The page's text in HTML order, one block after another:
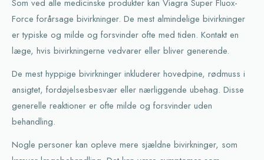
Som ved alle medicinske produkter kan Viagra Super Fluox-
Force forårsage bivirkninger. De mest almindelige bivirkninger
er typiske og milde og forsvinder ofte med tiden. Kontakt en
læge, hvis bivirkningerne vedvarer eller bliver generende.
De mest hyppige bivirkninger inkluderer hovedpine, rødmuss i
ansigtet, fordøjelsesbesvær eller nærliggende ubehag. Disse
generelle reaktioner er ofte milde og forsvinder uden
behandling.
Nogle personer kan opleve mere sjældne bivirkninger, som